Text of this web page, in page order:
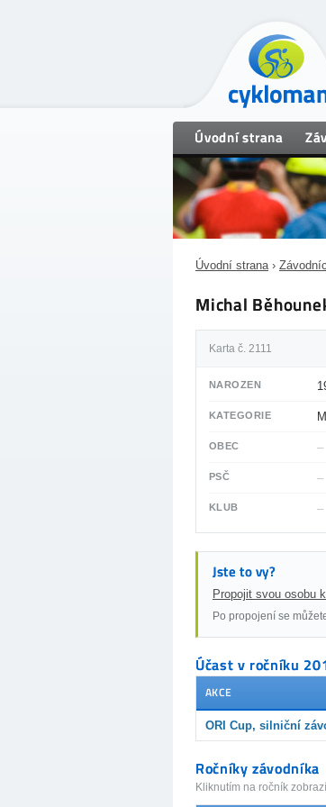
Úvodní strana
Úvodní strana›
Michal
Karta č. 2111
NAROZEN
KATEGORIE
OBEC –
PSČ –
KLUB –
Jste to vy?
Propojit svou osobu
Po propojení se
Účast v ročníku
AKCE
ORI Cup, silniční
Ročníky závodníka
Kliknutím na ročník